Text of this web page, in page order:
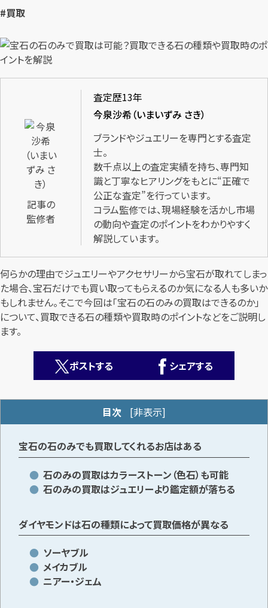
カンタン
最短1分！今すぐ査定金額をお伝えいたします
まずはお電話で無料査定
【総合受付】24時間・年中無休(年末年始除く)
#買取
記事の
監修者
査定歴13年
今泉沙希（いまいずみ さき）
ブランドやジュエリーを専門とする査定
士。
数千点以上の査定実績を持ち、専門知
識と丁寧なヒアリングをもとに“正確で
公正な査定”を行っています。
コラム監修では、現場経験を活かし市場
の動向や査定のポイントをわかりやすく
解説しています。
何らかの理由でジュエリーやアクセサリーから宝石が取れてしまっ
た場合、宝石だけでも買い取ってもらえるのか気になる人も多いか
もしれません。そこで今回は「宝石の石のみの買取はできるのか」
について、買取できる石の種類や買取時のポイントなどをご説明し
ます。
ポストする シェアする
目次 [非表示]
宝石の石のみでも買取してくれるお店はある
石のみの買取はカラーストーン（色石）も可能
石のみの買取はジュエリーより鑑定額が落ちる
ダイヤモンドは石の種類によって買取価格が異なる
ソーヤブル
メイカブル
ニアー・ジェム